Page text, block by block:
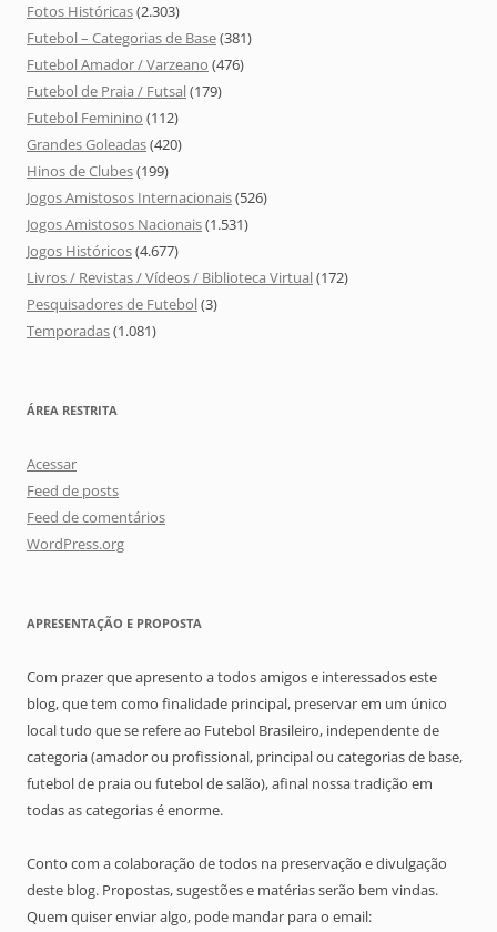
Fotos Históricas(2.303)
Futebol – Categorias de Base(381)
Futebol Amador / Varzeano (476)
Futebol de Praia / Futsal(179)
Futebol Feminino (112)
Grandes Goleadas(420)
Hinos de Clubes(199)
Jogos Amistosos Internacionais(526)
Jogos Amistosos Nacionais(1.531)
Jogos Históricos(4.677)
Livros / Revistas / Vídeos / Biblioteca Virtual(172)
Pesquisadores de Futebol(3)
Temporadas(1.081)
ÁREA RESTRITA
Acessar
Feed de posts
Feed de comentários
WordPress.org
APRESENTAÇÃO E PROPOSTA
Com prazer que apresento a todos amigos e interessados este
blog, que tem como finalidade principal, preservar em um único
local tudo que se refere ao Futebol Brasileiro, independente de
categoria (amador ou profissional, principal ou categorias de base,
futebol de praia ou futebol de salão), afinal nossa tradição em
todas as categorias é enorme.
Conto com a colaboração de todos na preservação e divulgação
deste blog. Propostas, sugestões e matérias serão bem vindas.
Quem quiser enviar algo, pode mandar para o email: